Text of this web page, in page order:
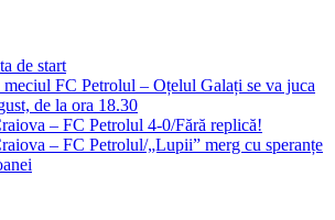
de start
FC Petrolul – Oțelul Galați se va juca
de la ora 18.30
– FC Petrolul 4-0/Fără replică!
– FC Petrolul/„Lupii” merg cu speranțe